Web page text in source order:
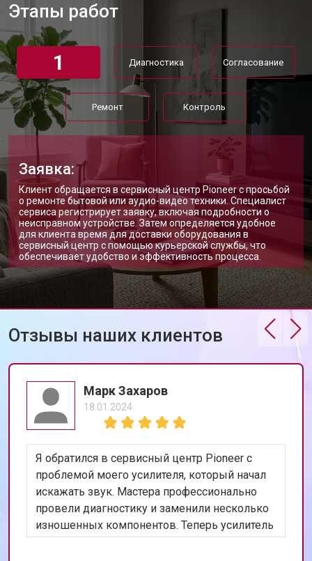
Замена трансформаторов
подсветки
от 4800 ₽
Этапы работ
1 Диагностика Согласование
Ремонт Контроль
Заявка:
Клиент обращается в сервисный центр Pioneer с просьбой
о ремонте бытовой или аудио-видео техники. Специалист
сервиса регистрирует заявку, включая подробности о
неисправном устройстве. Затем определяется удобное
для клиента время для доставки оборудования в
сервисный центр с помощью курьерской службы, что
обеспечивает удобство и эффективность процесса.
Отзывы наших клиентов
Марк Захаров
18.01.2024
Я обратился в сервисный центр Pioneer с
проблемой моего усилителя, который начал
искажать звук. Мастера профессионально
провели диагностику и заменили несколько
изношенных компонентов. Теперь усилитель
работает идеально. Я очень доволен